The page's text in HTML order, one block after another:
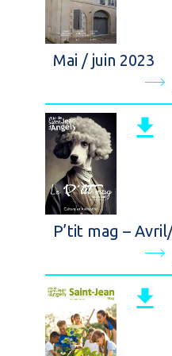
Mai / juin 2023
P’tit mag –